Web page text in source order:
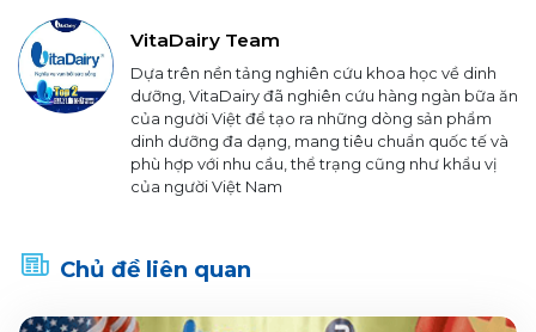
VitaDairy Team
Dựa trên nền tảng nghiên cứu khoa học về dinh
dưỡng, VitaDairy đã nghiên cứu hàng ngàn bữa ăn
của người Việt để tạo ra những dòng sản phẩm
dinh dưỡng đa dạng, mang tiêu chuẩn quốc tế và
phù hợp với nhu cầu, thể trạng cũng như khẩu vị
của người Việt Nam
Chủ đề liên quan